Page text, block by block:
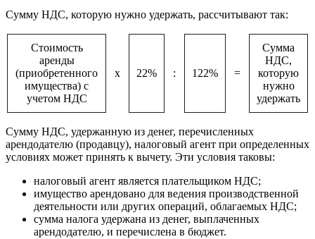
Сумму НДС, которую нужно удержать, рассчитывают так:
Стоимость
аренды
(приобретенного
имущества) с
учетом НДС
х 22% : 122% =
Сумма
НДС,
которую
нужно
удержать
Сумму НДС, удержанную из денег, перечисленных
арендодателю (продавцу), налоговый агент при определенных
условиях может принять к вычету. Эти условия таковы:
налоговый агент является плательщиком НДС;
имущество арендовано для ведения производственной
деятельности или других операций, облагаемых НДС;
сумма налога удержана из денег, выплаченных
арендодателю, и перечислена в бюджет.